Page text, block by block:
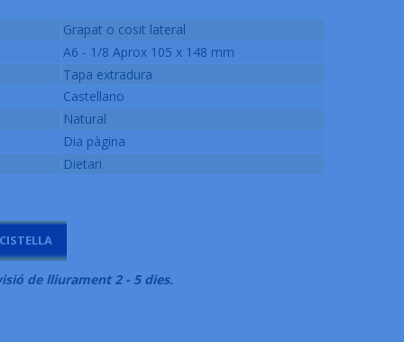
Grapat o cosit lateral
A6 - 1/8 Aprox 105 x 148 mm
Tapa extradura
Castellano
Natural
Dia pàgina
Dietari
de lliurament 2 - 5 dies.